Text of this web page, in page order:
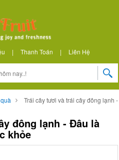
| Thanh Toán | Liên Hệ
Trái cây tươi và trái cây đông lạnh -
đông lạnh - Đâu là
khỏe